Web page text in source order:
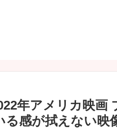
年アメリカ映画
感が拭えない映